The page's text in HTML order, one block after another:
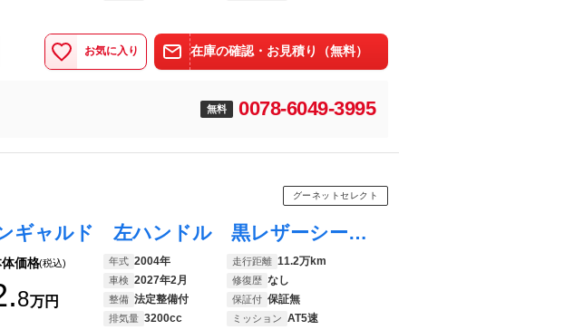
お気に入り 在庫の確認・お見積り（無料）
無料 0078-6049-3995
グーネットセレクト
Ｅクラス Ｅ３２０ アバンギャルド 左ハンドル 黒レザーシート サンルーフ 前席パワーシート 純正ナビ ＣＤ ６連奏ＣＤチェンジャー ＭＤ ＥＴＣ オートライト クルーズコントロール 電動リヤシェード サイド＆カーテンエアバッグ
価格(税込)
8万円
年式 2004年 走行距離 11.2万km
車検 2027年2月 修復歴 なし
整備 法定整備付 保証付 保証無
排気量 3200cc ミッション AT5速